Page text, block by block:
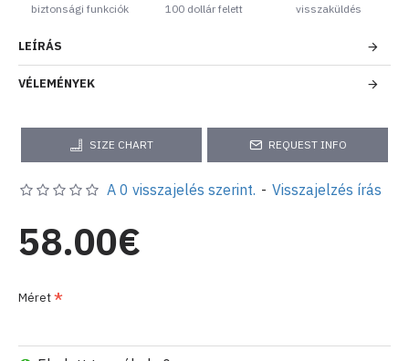
biztonsági funkciók
100 dollár felett
visszaküldés
LEÍRÁS
VÉLEMÉNYEK
SIZE CHART REQUEST INFO
A 0 visszajelés szerint. - Visszajelzés írás
58.00€
Méret